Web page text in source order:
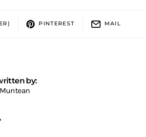
PINTEREST MAIL
by: